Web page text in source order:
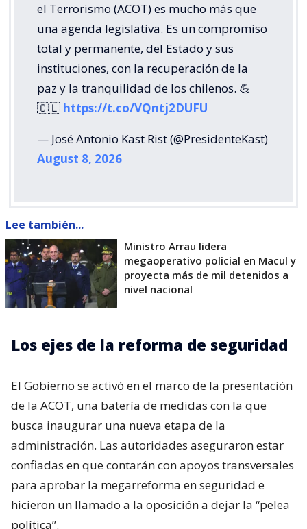
el Terrorismo (ACOT) es mucho más que
una agenda legislativa. Es un compromiso
total y permanente, del Estado y sus
instituciones, con la recuperación de la
paz y la tranquilidad de los chilenos. 💪
🇨🇱 https://t.co/VQntj2DUFU
— José Antonio Kast Rist (@PresidenteKast)
August 8, 2026
Lee también...
Ministro Arrau lidera
megaoperativo policial en Macul y
proyecta más de mil detenidos a
nivel nacional
Los ejes de la reforma de seguridad
El Gobierno se activó en el marco de la presentación
de la ACOT, una batería de medidas con la que
busca inaugurar una nueva etapa de la
administración. Las autoridades aseguraron estar
confiadas en que contarán con apoyos transversales
para aprobar la megarreforma en seguridad e
hicieron un llamado a la oposición a dejar la “pelea
política”.